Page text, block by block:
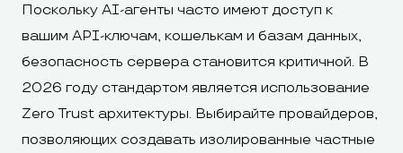
Поскольку AI-агенты часто имеют доступ к
вашим API-ключам, кошелькам и базам данных,
безопасность сервера становится критичной. В
2026 году стандартом является использование
Zero Trust архитектуры. Выбирайте провайдеров,
позволяющих создавать изолированные частные